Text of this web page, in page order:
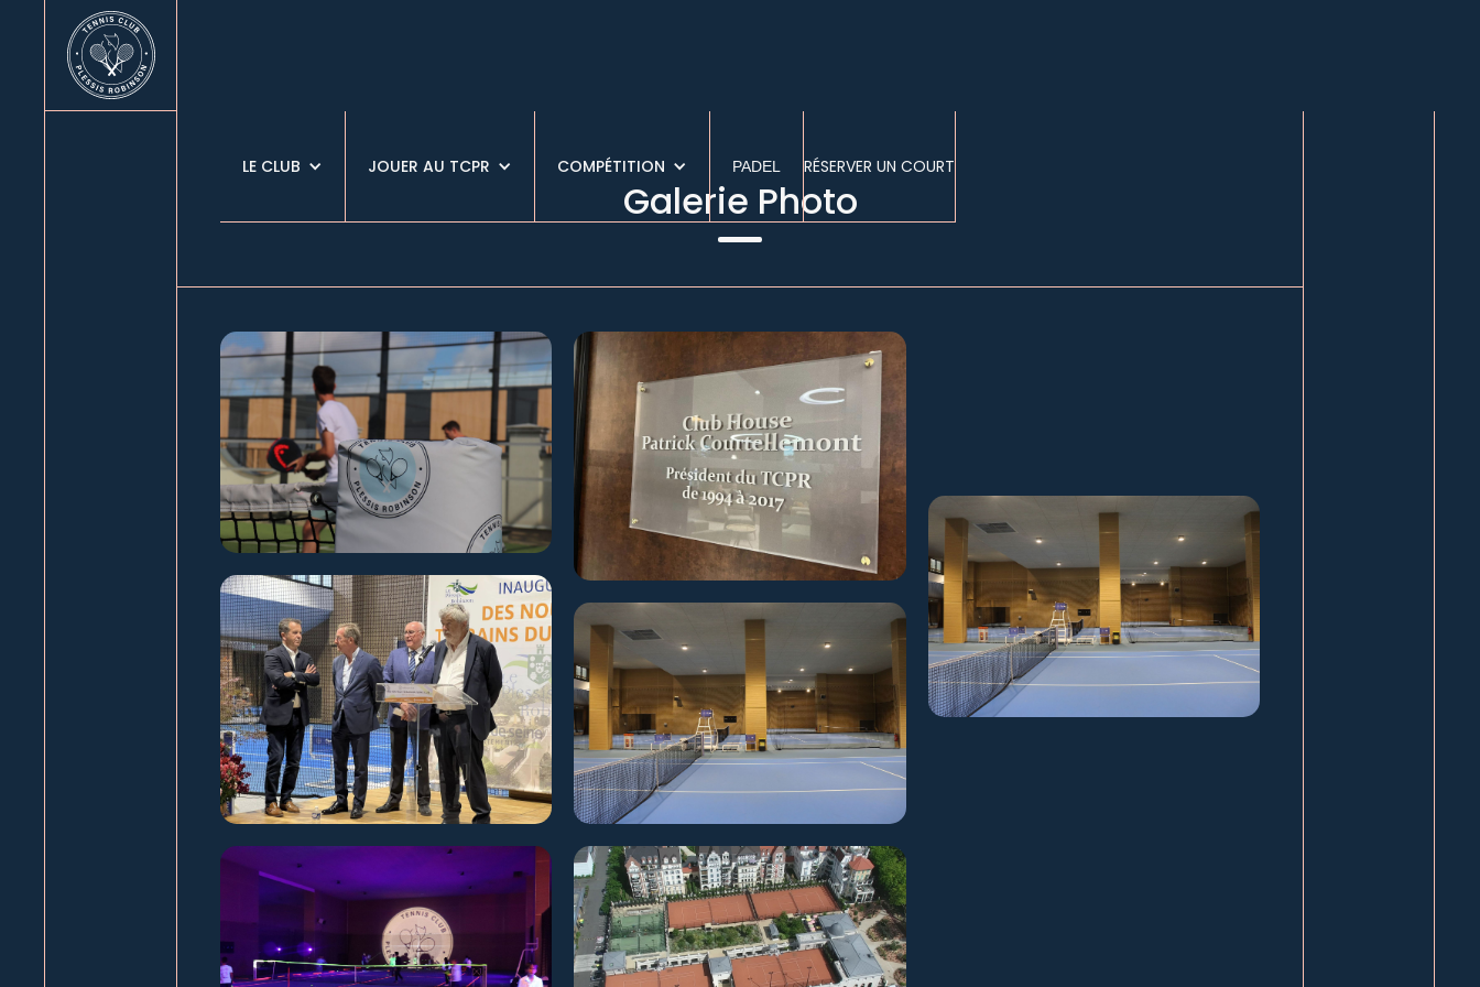
LE CLUB JOUER AU TCPR COMPÉTITION PADEL RÉSERVER UN COURT
Galerie Photo